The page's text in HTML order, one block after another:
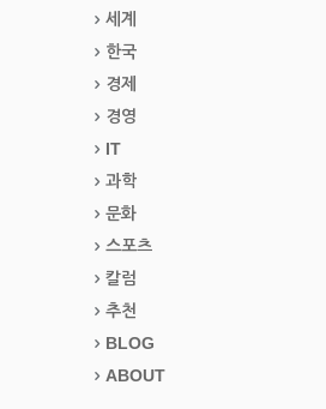
세계
한국
경제
경영
IT
과학
문화
스포츠
칼럼
추천
BLOG
ABOUT